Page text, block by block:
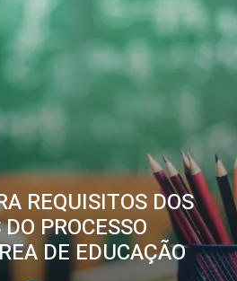
REQUISITOS DOS
PROCESSO
DE EDUCAÇÃO